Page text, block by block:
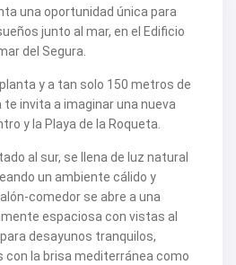
una oportunidad única para
junto al mar, en el Edificio
del Segura.
y a tan solo 150 metros de
te invita a imaginar una nueva
y la Playa de la Roqueta.
al sur, se llena de luz natural
un ambiente cálido y
comedor se abre a una
espaciosa con vistas al
desayunos tranquilos,
con la brisa mediterránea como